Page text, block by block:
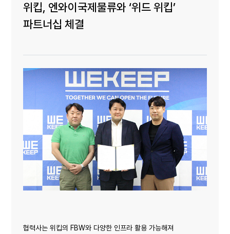
위킵, 엔와이국제물류와 ‘위드 위킵’
파트너십 체결
협력사는 위킵의 FBW와 다양한 인프라 활용 가능해져